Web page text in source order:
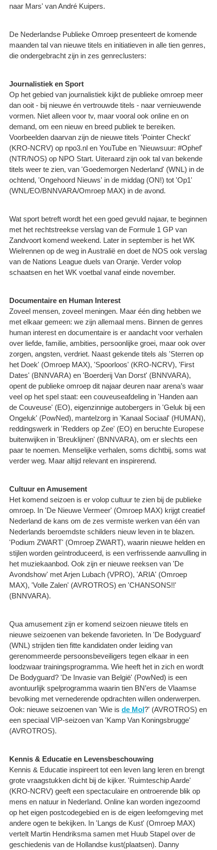
naar Mars' van André Kuipers.
De Nederlandse Publieke Omroep presenteert de komende
maanden tal van nieuwe titels en initiatieven in alle tien genres,
die ondergebracht zijn in zes genreclusters:
Journalistiek en Sport
Op het gebied van journalistiek kijkt de publieke omroep meer
dan ooit - bij nieuwe én vertrouwde titels - naar vernieuwende
vormen. Niet alleen voor tv, maar vooral ook online en on
demand, om een nieuw en breed publiek te bereiken.
Voorbeelden daarvan zijn de nieuwe titels 'Pointer Checkt'
(KRO-NCRV) op npo3.nl en YouTube en 'Nieuwsuur: #Ophef'
(NTR/NOS) op NPO Start. Uiteraard zijn ook tal van bekende
titels weer te zien, van 'Goedemorgen Nederland' (WNL) in de
ochtend, 'Ongehoord Nieuws' in de middag (ON!) tot 'Op1'
(WNL/EO/BNNVARA/Omroep MAX) in de avond.
Wat sport betreft wordt het een goed gevuld najaar, te beginnen
met het rechtstreekse verslag van de Formule 1 GP van
Zandvoort komend weekend. Later in september is het WK
Wielrennen op de weg in Australië en doet de NOS ook verslag
van de Nations League duels van Oranje. Verder volop
schaatsen en het WK voetbal vanaf einde november.
Documentaire en Human Interest
Zoveel mensen, zoveel meningen. Maar één ding hebben we
met elkaar gemeen: we zijn allemaal mens. Binnen de genres
human interest en documentaire is er aandacht voor verhalen
over liefde, familie, ambities, persoonlijke groei, maar ook over
zorgen, angsten, verdriet. Naast gekende titels als 'Sterren op
het Doek' (Omroep MAX), 'Spoorloos' (KRO-NCRV), 'First
Dates' (BNNVARA) en 'Boerderij Van Dorst' (BNNVARA),
opent de publieke omroep dit najaar deuren naar arena’s waar
veel op het spel staat: een couveuseafdeling in 'Handen aan
de Couveuse' (EO), eigenzinnige autobergers in 'Geluk bij een
Ongeluk' (PowNed), mantelzorg in 'Kanaal Sociaal' (HUMAN),
reddingswerk in 'Redders op Zee' (EO) en beruchte Europese
buitenwijken in 'Breuklijnen' (BNNVARA), om er slechts een
paar te noemen. Menselijke verhalen, soms dichtbij, soms wat
verder weg. Maar altijd relevant en inspirerend.
Cultuur en Amusement
Het komend seizoen is er volop cultuur te zien bij de publieke
omroep. In 'De Nieuwe Vermeer' (Omroep MAX) krijgt creatief
Nederland de kans om de zes vermiste werken van één van
Nederlands beroemdste schilders nieuw leven in te blazen.
'Podium ZWART' (Omroep ZWART), waarin nieuwe helden en
stijlen worden geïntroduceerd, is een verfrissende aanvulling in
het muziekaanbod. Ook zijn er nieuwe reeksen van 'De
Avondshow' met Arjen Lubach (VPRO), 'ARIA' (Omroep
MAX), 'Volle Zalen' (AVROTROS) en 'CHANSONS!!'
(BNNVARA).
Qua amusement zijn er komend seizoen nieuwe titels en
nieuwe seizoenen van bekende favorieten. In 'De Bodyguard'
(WNL) strijden tien fitte kandidaten onder leiding van
gerenommeerde persoonsbeveiligers tegen elkaar in een
loodzwaar trainingsprogramma. Wie heeft het in zich en wordt
De Bodyguard? 'De Invasie van België' (PowNed) is een
avontuurlijk spelprogramma waarin tien BN’ers de Vlaamse
bevolking met vernederende opdrachten willen onderwerpen.
Ook: nieuwe seizoenen van 'Wie is de Mol?' (AVROTROS) en
een speciaal VIP-seizoen van 'Kamp Van Koningsbrugge'
(AVROTROS).
Kennis & Educatie en Levensbeschouwing
Kennis & Educatie inspireert tot een leven lang leren en brengt
grote vraagstukken dicht bij de kijker. 'Ruimteschip Aarde'
(KRO-NCRV) geeft een spectaculaire en ontroerende blik op
mens en natuur in Nederland. Online kan worden ingezoomd
op het eigen postcodegebied en is de eigen leefomgeving met
andere ogen te bekijken. In 'Langs de Kust' (Omroep MAX)
vertelt Martin Hendriksma samen met Huub Stapel over de
geschiedenis van de Hollandse kust(plaatsen). Danny